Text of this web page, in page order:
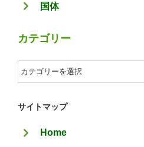
国体
カテゴリー
カ
テ
ゴ
ー
サイトマップ
Home